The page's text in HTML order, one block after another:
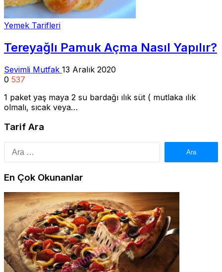
Yemek Tarifleri
Tereyağlı Pamuk Açma Nasıl Yapılır?
Sevimli Mutfak 13 Aralık 2020
0 537
1 paket yaş maya 2 su bardağı ılık süt ( mutlaka ılık
olmalı, sıcak veya…
Tarif Ara
En Çok Okunanlar